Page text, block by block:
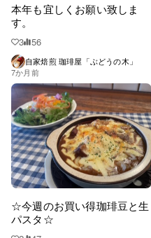
本年も宜しくお願い致しま
す。
3 56
自家焙煎 珈琲屋「ぶどうの木」
7か月前
☆今週のお買い得珈琲豆と生
パスタ☆